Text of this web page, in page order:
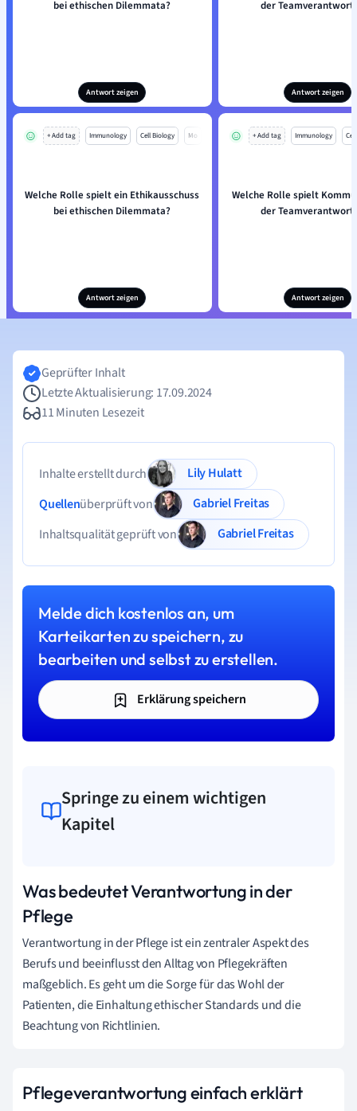
bei ethischen Dilemmata?
Antwort zeigen
der
Antwort zeigen
+ Add tag Immunology Cell Biology Mo
Welche Rolle spielt ein Ethikausschuss
bei ethischen Dilemmata?
Antwort zeigen
+ Add tag Immunology
Welche Rolle spielt
der
Antwort zeigen
Geprüfter Inhalt
Letzte Aktualisierung: 17.09.2024
11 Minuten Lesezeit
Inhalte erstellt durch
Lily Hulatt
Quellenüberprüft von
Gabriel Freitas
Inhaltsqualität geprüft von
Gabriel Freitas
Melde dich kostenlos an, um
Karteikarten zu speichern, zu
bearbeiten und selbst zu erstellen.
Erklärung speichern
Springe zu einem wichtigen
Kapitel
Was bedeutet Verantwortung in der
Pflege
Verantwortung in der Pflege ist ein zentraler Aspekt des
Berufs und beeinflusst den Alltag von Pflegekräften
maßgeblich. Es geht um die Sorge für das Wohl der
Patienten, die Einhaltung ethischer Standards und die
Beachtung von Richtlinien.
Pflegeverantwortung einfach erklärt